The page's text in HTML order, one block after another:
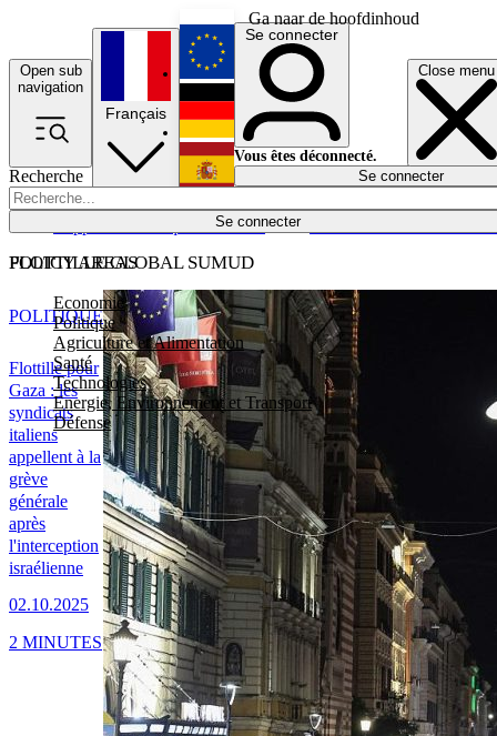
Ga naar de hoofdinhoud
Open sub
navigation
Close menu
Recherche
Se connecter
POLICY AREAS
Economie
Politique
Agriculture et Alimentation
Santé
Technologies
Energie, Environnement et Transport
Défense
Économie
Français
English
Deutsch
Español
Se connecter
Vous êtes déconnecté.
Se connecter
FLOTTILLE GLOBAL SUMUD
Flottille pour
Gaza : les
syndicats
italiens
appellent à la
grève
générale
après
l'interception
israélienne
02.10.2025
POLITIQUE
2 MINUTES